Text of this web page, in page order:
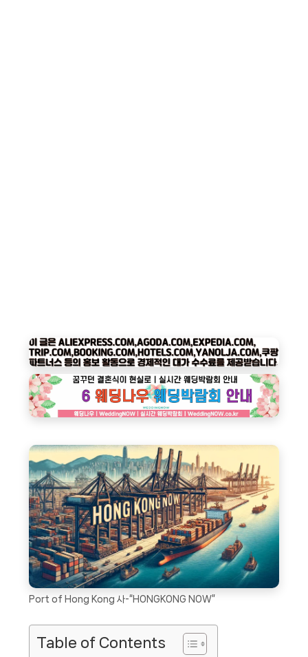
Port of Hong Kong 사-“HONGKONG NOW”
Table of Contents